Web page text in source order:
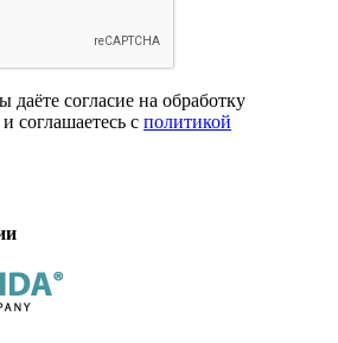
согласие на обработку
соглашаетесь с политикой